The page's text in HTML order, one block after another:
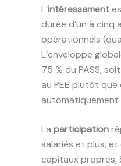
L’intéressement
durée d’un à cinq
opérationnels
L’enveloppe
75 % du PASS,
au PEE plutôt
automatiquement
La participation
salariés et plus, et
capitaux propres,